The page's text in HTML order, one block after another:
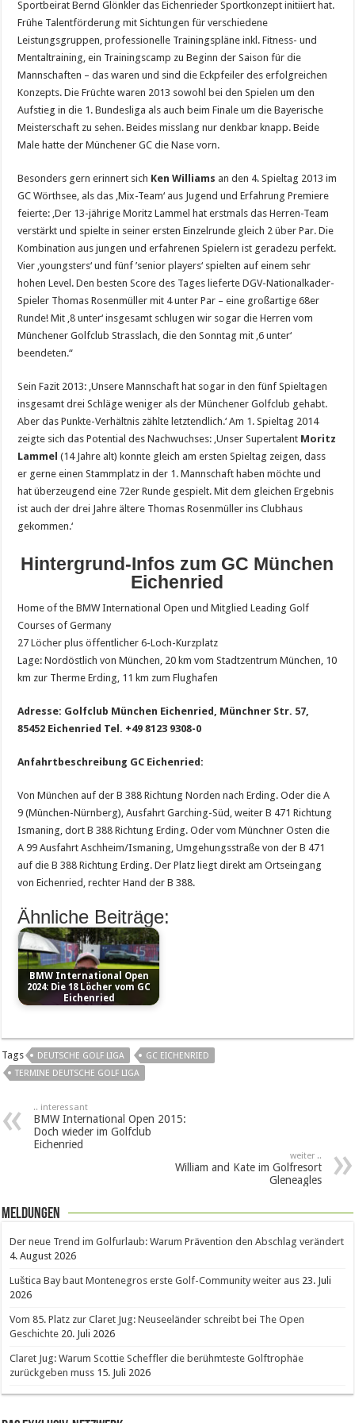
Sportbeirat Bernd Glönkler das Eichenrieder Sportkonzept initiiert hat.
Frühe Talentförderung mit Sichtungen für verschiedene
Leistungsgruppen, professionelle Trainingspläne inkl. Fitness- und
Mentaltraining, ein Trainingscamp zu Beginn der Saison für die
Mannschaften – das waren und sind die Eckpfeiler des erfolgreichen
Konzepts. Die Früchte waren 2013 sowohl bei den Spielen um den
Aufstieg in die 1. Bundesliga als auch beim Finale um die Bayerische
Meisterschaft zu sehen. Beides misslang nur denkbar knapp. Beide
Male hatte der Münchener GC die Nase vorn.
Besonders gern erinnert sich Ken Williams an den 4. Spieltag 2013 im
GC Wörthsee, als das ‚Mix-Team‘ aus Jugend und Erfahrung Premiere
feierte: ‚Der 13-jährige Moritz Lammel hat erstmals das Herren-Team
verstärkt und spielte in seiner ersten Einzelrunde gleich 2 über Par. Die
Kombination aus jungen und erfahrenen Spielern ist geradezu perfekt.
Vier ‚youngsters‘ und fünf ’senior players‘ spielten auf einem sehr
hohen Level. Den besten Score des Tages lieferte DGV-Nationalkader-
Spieler Thomas Rosenmüller mit 4 unter Par – eine großartige 68er
Runde! Mit ‚8 unter‘ insgesamt schlugen wir sogar die Herren vom
Münchener Golfclub Strasslach, die den Sonntag mit ‚6 unter‘
beendeten.“
Sein Fazit 2013: ‚Unsere Mannschaft hat sogar in den fünf Spieltagen
insgesamt drei Schläge weniger als der Münchener Golfclub gehabt.
Aber das Punkte-Verhältnis zählte letztendlich.‘ Am 1. Spieltag 2014
zeigte sich das Potential des Nachwuchses: ‚Unser Supertalent Moritz
Lammel (14 Jahre alt) konnte gleich am ersten Spieltag zeigen, dass
er gerne einen Stammplatz in der 1. Mannschaft haben möchte und
hat überzeugend eine 72er Runde gespielt. Mit dem gleichen Ergebnis
ist auch der drei Jahre ältere Thomas Rosenmüller ins Clubhaus
gekommen.‘
Hintergrund-Infos zum GC München
Eichenried
Home of the BMW International Open und Mitglied Leading Golf
Courses of Germany
27 Löcher plus öffentlicher 6-Loch-Kurzplatz
Lage: Nordöstlich von München, 20 km vom Stadtzentrum München, 10
km zur Therme Erding, 11 km zum Flughafen
Adresse: Golfclub München Eichenried, Münchner Str. 57,
85452 Eichenried Tel. +49 8123 9308-0
Anfahrtbeschreibung GC Eichenried:
Von München auf der B 388 Richtung Norden nach Erding. Oder die A
9 (München-Nürnberg), Ausfahrt Garching-Süd, weiter B 471 Richtung
Ismaning, dort B 388 Richtung Erding. Oder vom Münchner Osten die
A 99 Ausfahrt Aschheim/Ismaning, Umgehungsstraße von der B 471
auf die B 388 Richtung Erding. Der Platz liegt direkt am Ortseingang
von Eichenried, rechter Hand der B 388.
Ähnliche Beiträge:
BMW International Open
2024: Die 18 Löcher vom GC
Eichenried
Tags DEUTSCHE GOLF LIGA
GC EICHENRIED
TERMINE DEUTSCHE GOLF LIGA
.. interessant
BMW International Open 2015:
Doch wieder im Golfclub
Eichenried
weiter ..
William and Kate im Golfresort
Gleneagles
Meldungen
Der neue Trend im Golfurlaub: Warum Prävention den Abschlag verändert
4. August 2026
Luštica Bay baut Montenegros erste Golf-Community weiter aus 23. Juli
2026
Vom 85. Platz zur Claret Jug: Neuseeländer schreibt bei The Open
Geschichte 20. Juli 2026
Claret Jug: Warum Scottie Scheffler die berühmteste Golftrophäe
zurückgeben muss 15. Juli 2026